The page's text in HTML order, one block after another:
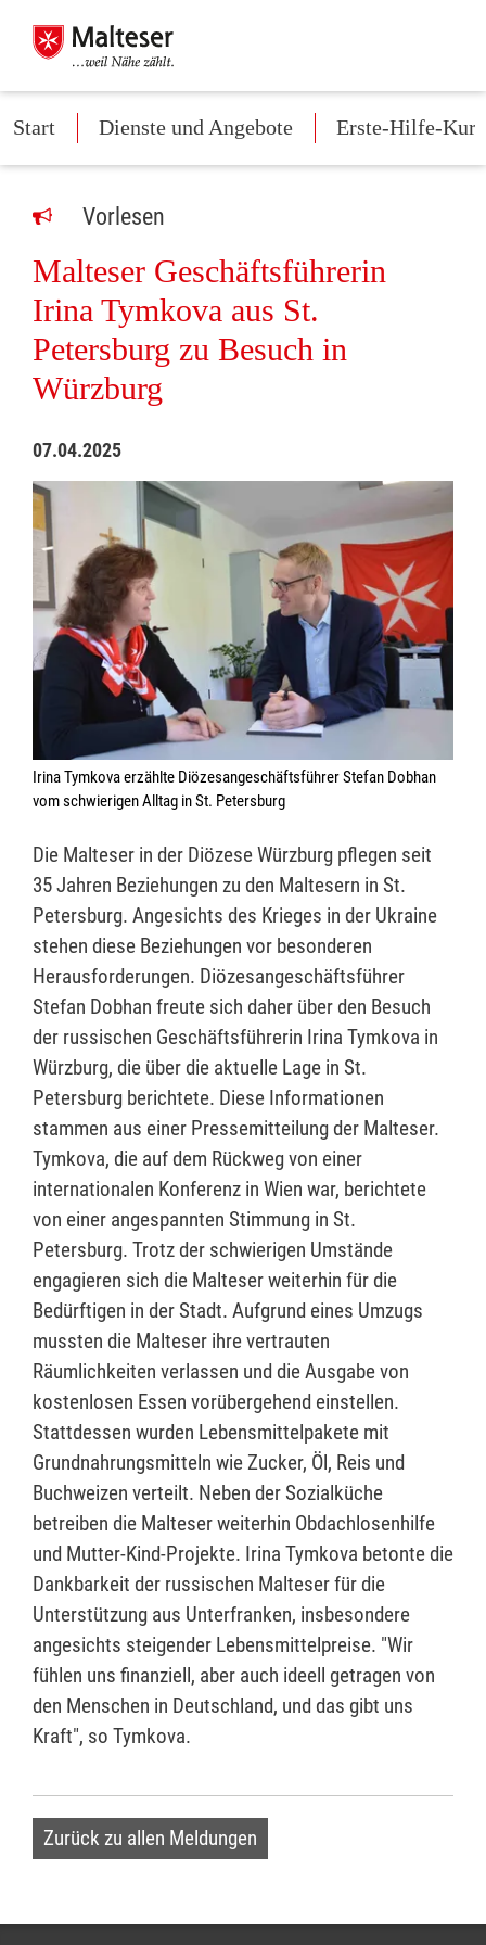
Start Dienste und Angebote Erste-Hilfe-
Vorlesen
Malteser Geschäftsführerin
Irina Tymkova aus St.
Petersburg zu Besuch in
Würzburg
07.04.2025
Irina Tymkova erzählte Diözesangeschäftsführer Stefan Dobhan
vom schwierigen Alltag in St. Petersburg
Die Malteser in der Diözese Würzburg pflegen seit
35 Jahren Beziehungen zu den Maltesern in St.
Petersburg. Angesichts des Krieges in der Ukraine
stehen diese Beziehungen vor besonderen
Herausforderungen. Diözesangeschäftsführer
Stefan Dobhan freute sich daher über den Besuch
der russischen Geschäftsführerin Irina Tymkova in
Würzburg, die über die aktuelle Lage in St.
Petersburg berichtete. Diese Informationen
stammen aus einer Pressemitteilung der Malteser.
Tymkova, die auf dem Rückweg von einer
internationalen Konferenz in Wien war, berichtete
von einer angespannten Stimmung in St.
Petersburg. Trotz der schwierigen Umstände
engagieren sich die Malteser weiterhin für die
Bedürftigen in der Stadt. Aufgrund eines Umzugs
mussten die Malteser ihre vertrauten
Räumlichkeiten verlassen und die Ausgabe von
kostenlosen Essen vorübergehend einstellen.
Stattdessen wurden Lebensmittelpakete mit
Grundnahrungsmitteln wie Zucker, Öl, Reis und
Buchweizen verteilt. Neben der Sozialküche
betreiben die Malteser weiterhin Obdachlosenhilfe
und Mutter-Kind-Projekte. Irina Tymkova betonte die
Dankbarkeit der russischen Malteser für die
Unterstützung aus Unterfranken, insbesondere
angesichts steigender Lebensmittelpreise. "Wir
fühlen uns finanziell, aber auch ideell getragen von
den Menschen in Deutschland, und das gibt uns
Kraft", so Tymkova.
Zurück zu allen Meldungen